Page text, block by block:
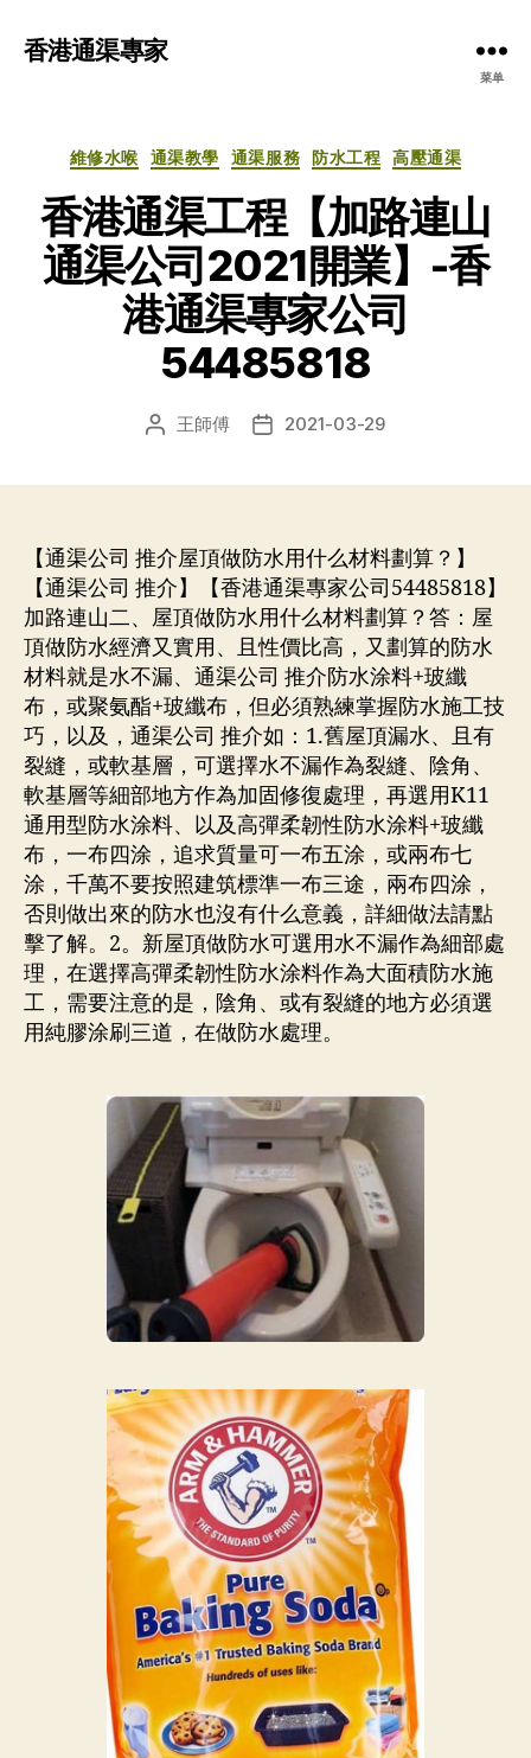
香港通渠專家
菜单
分
維修水喉 通渠教學 通渠服務 防水工程 高壓通渠
香港通渠工程【加路連山
通渠公司2021開業】-香
港通渠專家公司
54485818
文 王師傅
发 2021-03-29
【通渠公司 推介屋頂做防水用什么材料劃算？】
【通渠公司 推介】【香港通渠專家公司54485818】
加路連山二、屋頂做防水用什么材料劃算？答：屋
頂做防水經濟又實用、且性價比高，又劃算的防水
材料就是水不漏、通渠公司 推介防水涂料+玻纖
布，或聚氨酯+玻纖布，但必須熟練掌握防水施工技
巧，以及，通渠公司 推介如：1.舊屋頂漏水、且有
裂縫，或軟基層，可選擇水不漏作為裂縫、陰角、
軟基層等細部地方作為加固修復處理，再選用K11
通用型防水涂料、以及高彈柔韌性防水涂料+玻纖
布，一布四涂，追求質量可一布五涂，或兩布七
涂，千萬不要按照建筑標準一布三途，兩布四涂，
否則做出來的防水也沒有什么意義，詳細做法請點
擊了解。2。新屋頂做防水可選用水不漏作為細部處
理，在選擇高彈柔韌性防水涂料作為大面積防水施
工，需要注意的是，陰角、或有裂縫的地方必須選
用純膠涂刷三道，在做防水處理。